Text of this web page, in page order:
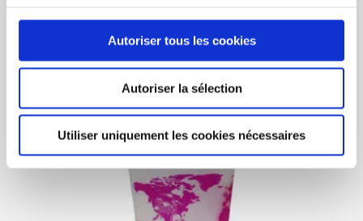
Autoriser tous les cookies
Autoriser la sélection
Utiliser uniquement les cookies nécessaires